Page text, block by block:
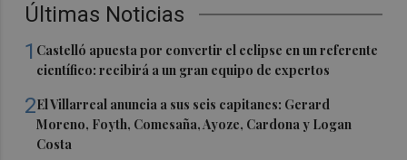
Últimas Noticias
1 Castelló apuesta por convertir el eclipse en un referente
científico: recibirá a un gran equipo de expertos
2El Villarreal anuncia a sus seis capitanes: Gerard
Moreno, Foyth, Comesaña, Ayoze, Cardona y Logan
Costa